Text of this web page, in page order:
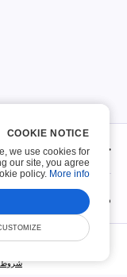
حول
حول
اتصال
سياسة الاحتفاظ
ملفات PDF القابلة للملء
ملفات PDF القابلة للملء
شروط
COOKIE NOTICE
we use cookies for
our site, you agree
policy. More info
COOKIE NOTICE
we use cookies for
our site, you agree
policy. More info